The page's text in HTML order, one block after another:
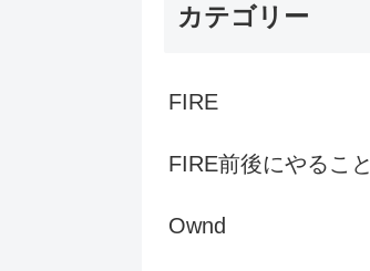
カテゴリー
FIRE
FIRE前後にやること
Ownd